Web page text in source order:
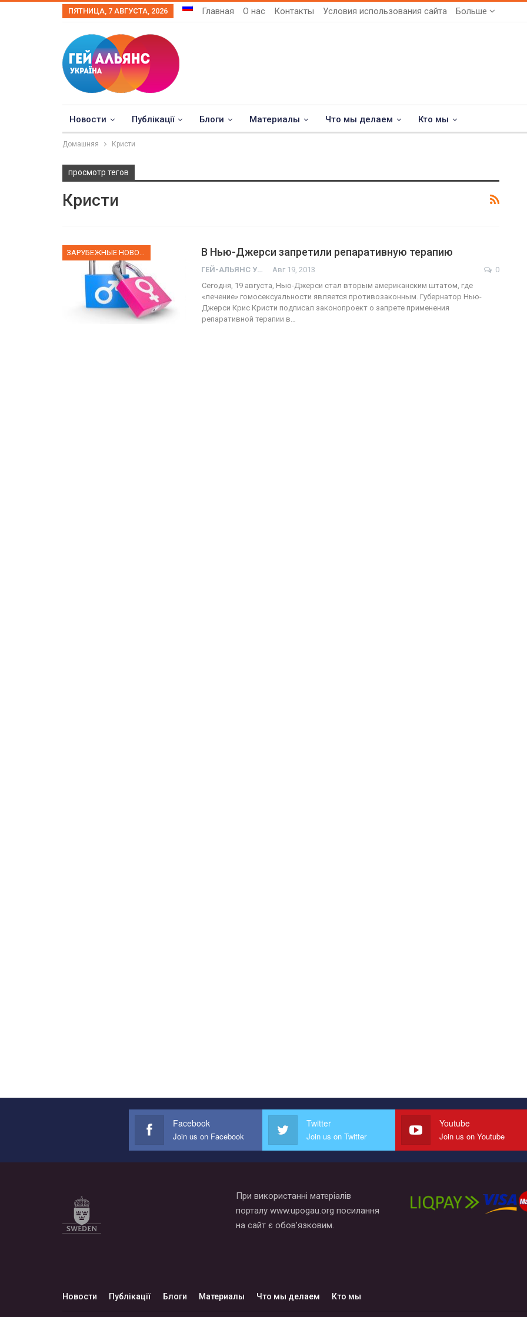
ПЯТНИЦА, 7 АВГУСТА, 2026 Главная О нас Контакты Условия использования сайта Больше
Новости Публікації Блоги Материалы Что мы делаем Кто мы
Домашняя Кристи
просмотр тегов
Кристи
В Нью-Джерси запретили репаративную терапию
ГЕЙ-АЛЬЯНС УКРАИНА Авг 19, 2013
0
Сегодня, 19 августа, Нью-Джерси стал вторым американским штатом, где
«лечение» гомосексуальности является противозаконным. Губернатор Нью-
Джерси Крис Кристи подписал законопроект о запрете применения
репаративной терапии в…
ФОТО
Прайд в Тель-Авиве собрал 200
ФОТО
Facebook
Join us on Facebook
Twitter
Join us on Twitter
Youtube
Join us on Youtube
При використанні матеріалів
порталу www.upogau.org посилання
на сайт є обов’язковим.
Новости Публікації Блоги Материалы Что мы делаем Кто мы